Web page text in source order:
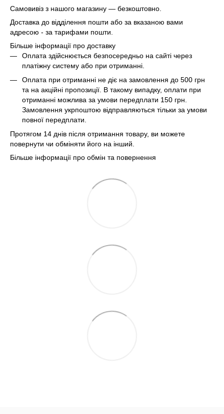
Самовивіз з нашого магазину — безкоштовно.
Доставка до відділення пошти або за вказаною вами
адресою - за тарифами пошти.
Більше інформації про доставку
Оплата здійснюється безпосередньо на сайті через
платіжну систему або при отриманні.
Оплата при отриманні не діє на замовлення до 500 грн
та на акційні пропозиції. В такому випадку, оплати при
отриманні можлива за умови передплати 150 грн.
Замовлення укрпоштою відправляються тільки за умови
повної передплати.
Протягом 14 днів після отримання товару, ви можете
повернути чи обміняти його на інший.
Більше інформації про обмін та повернення